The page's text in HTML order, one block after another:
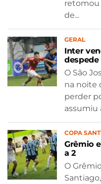
retomou
de...
GERAL
Inter
despede
O São
na noite
perder
assumiu
COPA
Grêmio
a 2
O